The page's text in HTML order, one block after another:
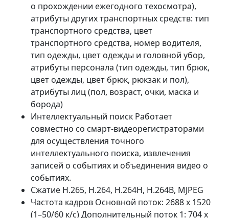
о прохождении ежегодного техосмотра),
атрибуты других транспортных средств: тип
транспортного средства, цвет
транспортного средства, номер водителя,
тип одежды, цвет одежды и головной убор,
атрибуты персонала (тип одежды, тип брюк,
цвет одежды, цвет брюк, рюкзак и пол),
атрибуты лиц (пол, возраст, очки, маска и
борода)
Интеллектуальный поиск Работает
совместно со смарт-видеорегистраторами
для осуществления точного
интеллектуального поиска, извлечения
записей о событиях и объединения видео о
событиях.
Сжатие H.265, H.264, H.264H, H.264B, MJPEG
Частота кадров Основной поток: 2688 x 1520
(1–50/60 к/с) Дополнительный поток 1: 704 x